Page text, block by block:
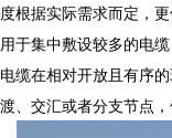
度根据实际需求而定，
用于集中敷设较多的电
电缆在相对开放且有序
渡、交汇或者分支节点